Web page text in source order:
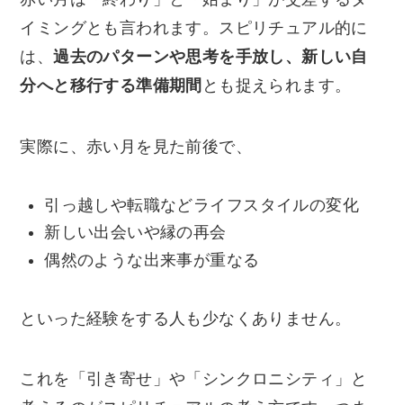
イミングとも言われます。スピリチュアル的に
は、過去のパターンや思考を手放し、新しい自
分へと移行する準備期間 とも捉えられます。
実際に、赤い月を見た前後で、
引っ越しや転職などライフスタイルの変化
新しい出会いや縁の再会
偶然のような出来事が重なる
といった経験をする人も少なくありません。
これを「引き寄せ」や「シンクロニシティ」と